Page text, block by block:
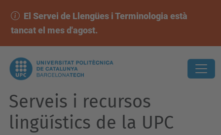
El Servei de Llengües i Terminologia està
tancat el mes d'agost.
Serveis i recursos
lingüístics de la UPC